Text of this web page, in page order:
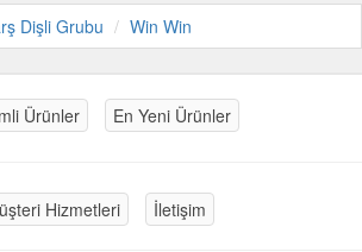
Dişli Grubu Win Win
Ürünler En Yeni Ürünler
Hizmetleri İletişim